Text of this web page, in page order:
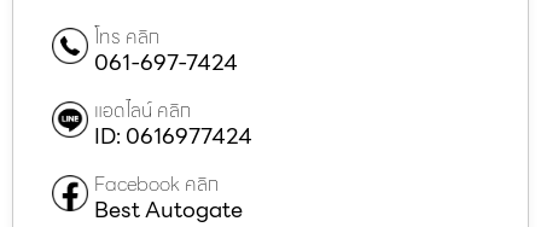
โทร คลิก
061-697-7424
แอดไลน์ คลิก
ID: 0616977424
Facebook คลิก
Best Autogate